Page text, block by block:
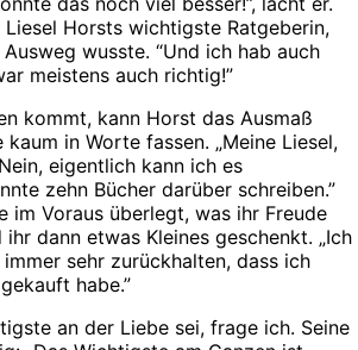
Liesel Horsts wichtigste Ratgeberin,
wusste. “Und ich hab auch
meistens auch richtig!”
kommt, kann Horst das Ausmaß
in Worte fassen. „Meine Liesel,
eigentlich kann ich es
zehn Bücher darüber schreiben.”
im Voraus überlegt, was ihr Freude
dann etwas Kleines geschenkt. „Ich
sehr zurückhalten, dass ich
habe.”
an der Liebe sei, frage ich. Seine